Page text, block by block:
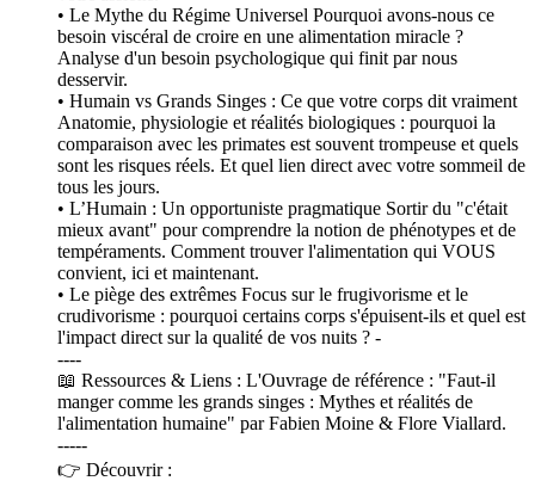
• Le Mythe du Régime Universel Pourquoi avons-nous ce
besoin viscéral de croire en une alimentation miracle ?
Analyse d'un besoin psychologique qui finit par nous
desservir.
• Humain vs Grands Singes : Ce que votre corps dit vraiment
Anatomie, physiologie et réalités biologiques : pourquoi la
comparaison avec les primates est souvent trompeuse et quels
sont les risques réels. Et quel lien direct avec votre sommeil de
tous les jours.
• L’Humain : Un opportuniste pragmatique Sortir du "c'était
mieux avant" pour comprendre la notion de phénotypes et de
tempéraments. Comment trouver l'alimentation qui VOUS
convient, ici et maintenant.
• Le piège des extrêmes Focus sur le frugivorisme et le
crudivorisme : pourquoi certains corps s'épuisent-ils et quel est
l'impact direct sur la qualité de vos nuits ? -
----
📖 Ressources & Liens : L'Ouvrage de référence : "Faut-il
manger comme les grands singes : Mythes et réalités de
l'alimentation humaine" par Fabien Moine & Flore Viallard.
-----
👉 Découvrir :